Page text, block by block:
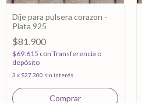
Dije para pulsera corazon -
Plata 925
$81.900
$69.615 con Transferencia o
depósito
3 x $27.300 sin interés